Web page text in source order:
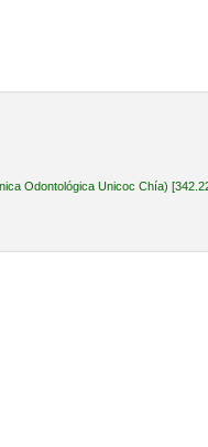
Odontológica Unicoc Chía)